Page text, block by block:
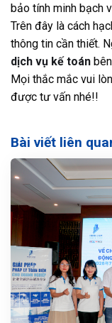
bảo tính minh bạch
Trên đây là cách
thông tin cần thiết.
dịch vụ kế toán bên
Mọi thắc mắc vui
được tư vấn nhé!!
Bài viết liên